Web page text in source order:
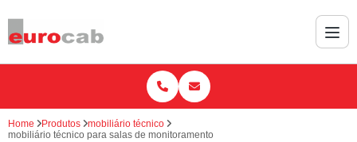
Home Produtos
mobiliário técnico
mobiliário técnico para salas de monitoramento